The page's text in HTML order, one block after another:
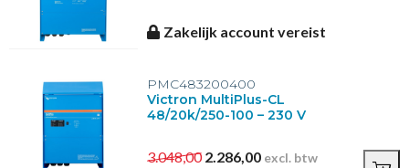
Zakelijk account vereist
PMC483200400
Victron MultiPlus-CL
48/20k/250-100 – 230 V
3.048,002.286,00 excl. btw